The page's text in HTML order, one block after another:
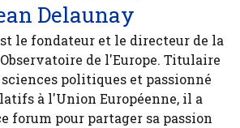
Delaunay
le fondateur et le directeur de la
de l'Europe. Titulaire
politiques et passionné
à l'Union Européenne, il a
forum pour partager sa passion